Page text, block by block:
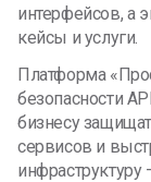
интерфейсов, а
кейсы и услуги.
Платформа
безопасности
бизнесу
сервисов и